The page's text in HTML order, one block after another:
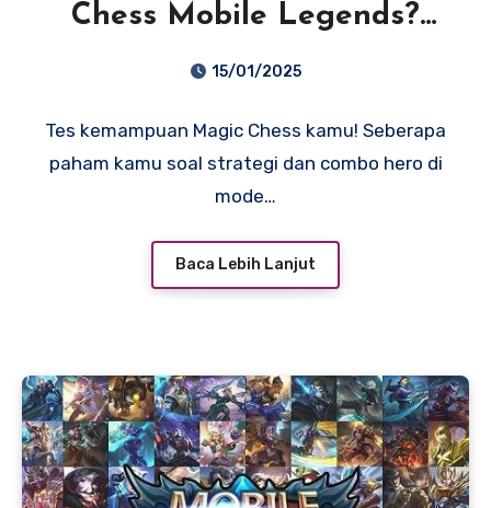
Chess Mobile Legends?
Tes Sekarang!
15/01/2025
Tes kemampuan Magic Chess kamu! Seberapa
paham kamu soal strategi dan combo hero di
mode…
Baca Lebih Lanjut